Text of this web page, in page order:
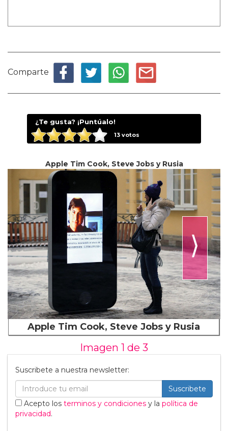
Comparte
¿Te gusta? ¡Puntúalo!
13votos
Apple Tim Cook, Steve Jobs y Rusia
⟩
Apple Tim Cook, Steve Jobs y Rusia
Imagen 1 de 3
Suscribete a nuestra newsletter:
Suscribete
Acepto los terminos y condiciones y la política de
privacidad.